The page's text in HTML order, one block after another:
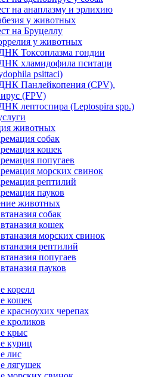
на анаплазму и эрлихию
у животных
на Бруцеллу
у животных
Токсоплазма гондии
хламидофила пситаци
psittaci)
Панлейкопения (CPV),
(FPV)
лептоспира (Leptospira spp.)
животных
собак
кошек
попугаев
морских свинок
рептилий
пауков
животных
собак
кошек
морских свинок
рептилий
попугаев
пауков
корелл
кошек
красноухих черепах
кроликов
крыс
куриц
лис
лягушек